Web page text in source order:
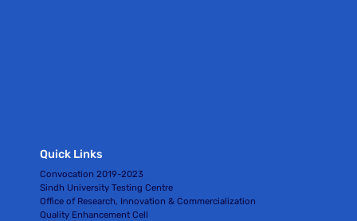
Quick Links
Convocation 2019-2023
Sindh University Testing Centre
Office of Research, Innovation & Commercialization
Quality Enhancement Cell